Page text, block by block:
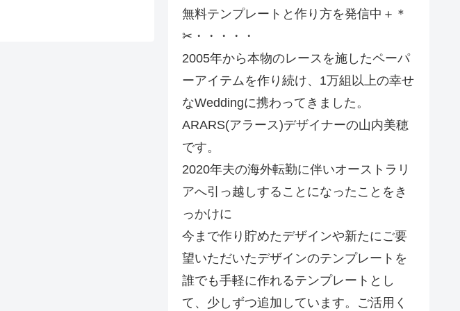
無料テンプレートと作り方を発信中＋＊
✂・・・・・
2005年から本物のレースを施したペーパ
ーアイテムを作り続け、1万組以上の幸せ
なWeddingに携わってきました。
ARARS(アラース)デザイナーの山内美穂
です。
2020年夫の海外転勤に伴いオーストラリ
アへ引っ越しすることになったことをき
っかけに
今まで作り貯めたデザインや新たにご要
望いただいたデザインのテンプレートを
誰でも手軽に作れるテンプレートとし
て、少しずつ追加しています。ご活用く